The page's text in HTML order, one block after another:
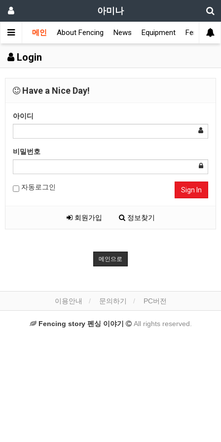
아미나
메인 About Fencing News Equipment Fencing
Login
Have a Nice Day!
아이디
비밀번호
자동로그인 Sign In
회원가입 정보찾기
메인으로
이용안내 문의하기 PC버전
Fencing story 펜싱 이야기 All rights reserved.